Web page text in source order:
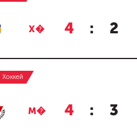
Х� 4 : 2
Хоккей
М� 4 : 3